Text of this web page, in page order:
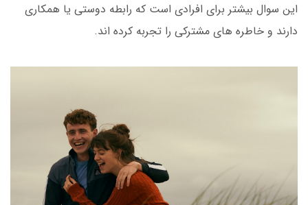
این سوال بیشتر برای افرادی است که رابطه دوستی یا همکاری
دارند و خاطره های مشترکی را تجربه کرده اند.